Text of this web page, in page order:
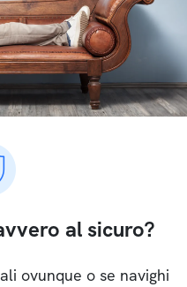
al sicuro?
ovunque o se navighi